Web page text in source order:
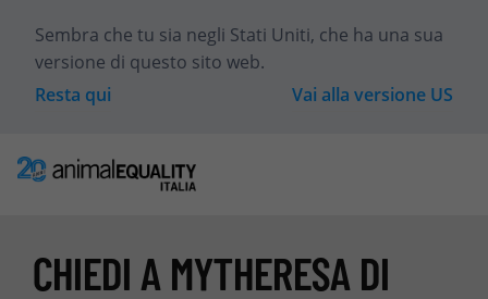
Sembra che tu sia negli Stati Uniti, che ha una sua
versione di questo sito web.
Resta qui
Vai alla versione US
CHIEDI A MYTHERESA DI